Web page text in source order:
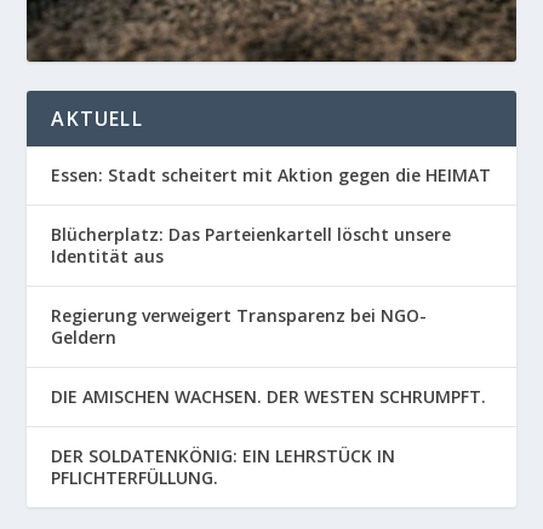
AKTUELL
Essen: Stadt scheitert mit Aktion gegen die HEIMAT
Blücherplatz: Das Parteienkartell löscht unsere
Identität aus
Regierung verweigert Transparenz bei NGO-
Geldern
DIE AMISCHEN WACHSEN. DER WESTEN SCHRUMPFT.
DER SOLDATENKÖNIG: EIN LEHRSTÜCK IN
PFLICHTERFÜLLUNG.